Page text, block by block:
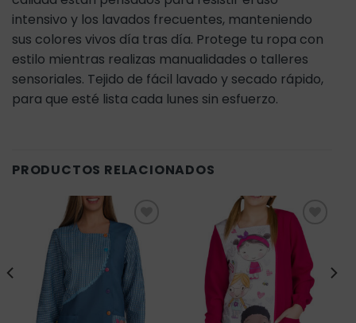
intensivo y los lavados frecuentes, manteniendo
sus colores vivos día tras día. Protege tu ropa con
estilo mientras realizas manualidades o talleres
sensoriales. Tejido de fácil lavado y secado rápido,
para que esté lista cada lunes sin esfuerzo.
PRODUCTOS RELACIONADOS
Añadir
a la
lista de
deseos
Añadir
a la
lista de
deseos